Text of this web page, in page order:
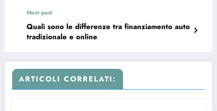
Next post
Quali sono le differenze tra finanziamento auto
tradizionale e online
ARTICOLI CORRELATI: